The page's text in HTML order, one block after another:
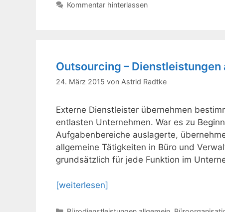
Kommentar hinterlassen
Outsourcing –
24. März 2015 von Astrid Radtke
Externe Dienstleister übernehmen
entlasten Unternehmen. War es zu
Aufgabenbereiche auslagerte,
allgemeine Tätigkeiten in Büro und
grundsätzlich für jede Funktion im
[weiterlesen]